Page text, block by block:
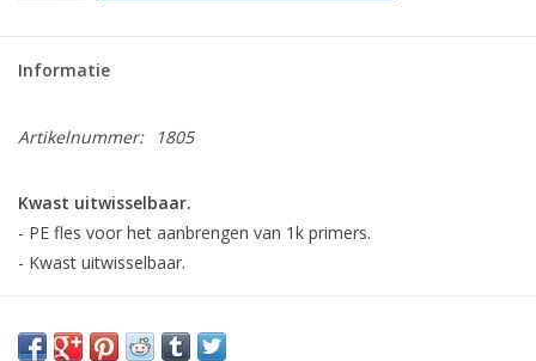
Informatie
Artikelnummer: 1805
Kwast uitwisselbaar.
- PE fles voor het aanbrengen van 1k primers.
- Kwast uitwisselbaar.
Door de gesloten inhoud kan de (vaak mensonvriendelijke)